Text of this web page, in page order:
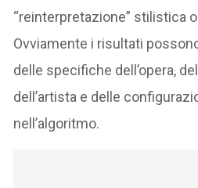
“reinterpretazione” stilistica
Ovviamente i risultati
delle specifiche dell’opera,
dell’artista e delle
nell’algoritmo.